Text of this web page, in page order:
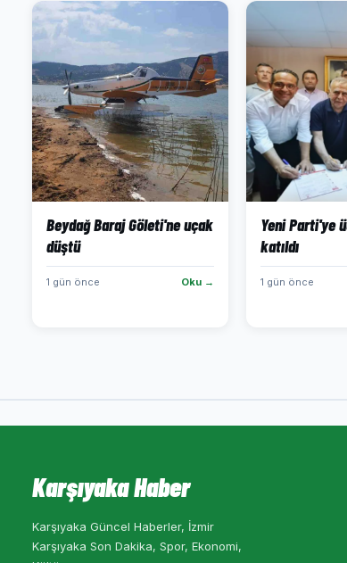
Beydağ Baraj Göleti'ne uçak
düştü
1 gün önce Oku →
Yeni Parti'ye
katıldı
1 gün önce
Karşıyaka Haber
Karşıyaka Güncel Haberler, İzmir
Karşıyaka Son Dakika, Spor, Ekonomi,